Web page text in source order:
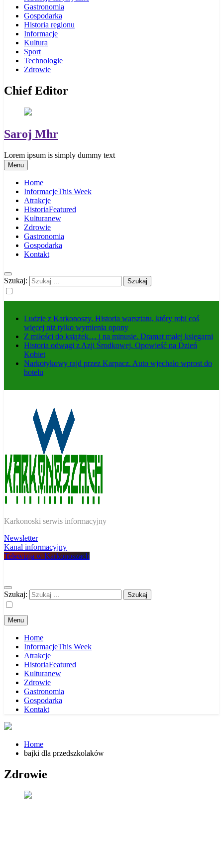
Gastronomia
Gospodarka
Historia regionu
Informacje
Kultura
Sport
Technologie
Zdrowie
Chief Editor
Saroj Mhr
Lorem ipsum is simply dummy text
Menu
Home
InformacjeThis Week
Atrakcje
HistoriaFeatured
Kulturanew
Zdrowie
Gastronomia
Gospodarka
Kontakt
Szukaj:
Ludzie z Karkonoszy. Historia warsztatu, który robi coś
więcej niż tylko wymienia opony
Z miłości do książek… i na minusie. Dramat małej księgarni
Historia odwagi z Azji Środkowej. Opowieść na Dzień
Kobiet
Narkotykowy rajd przez Karpacz. Auto wjechało wprost do
hotelu
W Karkonoszach
Karkonoski serwis informacyjny
Newsletter
Kanal informacyjny
Telewizja w Karkonoszach
Szukaj:
Menu
Home
InformacjeThis Week
Atrakcje
HistoriaFeatured
Kulturanew
Zdrowie
Gastronomia
Gospodarka
Kontakt
Home
bajki dla przedszkolaków
Zdrowie